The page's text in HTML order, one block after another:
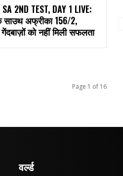
2ND TEST, DAY 1 LIVE:
अफ्रीका 156/2,
गेंदबाज़ों को नहीं मिली सफलता
Page 1 of 16
वर्ल्ड